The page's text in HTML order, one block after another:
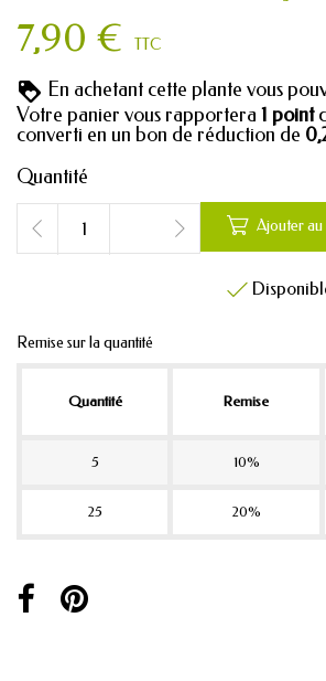
7,90 € TTC
En achetant cette plante vous
Votre panier vous rapportera 1 point
converti en un bon de réduction de
Quantité
 Ajouter au

Remise sur la quantité
Quantité Remise
5 10%
25 20%